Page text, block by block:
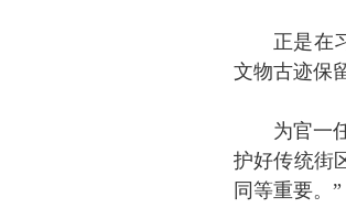
正是在
文物古迹保
为官一
护好传统街
同等重要。”